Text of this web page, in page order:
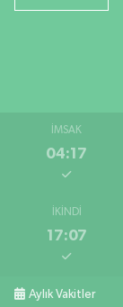
İMSAK
04:17
İKINDI
17:07
Aylık Vakitler